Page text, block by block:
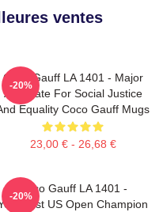
ventes
Coco Gauff LA 1401 - Major
Advocate For Social Justice
Equality Coco Gauff Mugs
23,00 € - 26,68 €
-20%
Coco Gauff LA 1401 -
US Open Champion
-20%